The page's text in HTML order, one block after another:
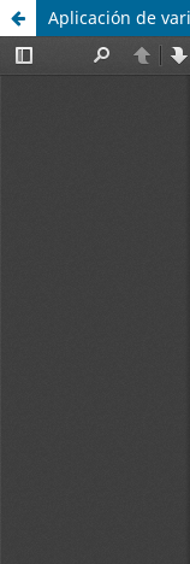
Aplicación de